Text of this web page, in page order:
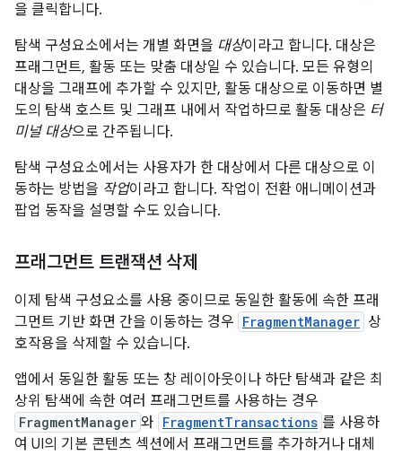
을 클릭합니다.
탐색 구성요소에서는 개별 화면을 대상이라고 합니다. 대상은
프래그먼트, 활동 또는 맞춤 대상일 수 있습니다. 모든 유형의
대상을 그래프에 추가할 수 있지만, 활동 대상으로 이동하면 별
도의 탐색 호스트 및 그래프 내에서 작업하므로 활동 대상은 터
미널 대상으로 간주됩니다.
탐색 구성요소에서는 사용자가 한 대상에서 다른 대상으로 이
동하는 방법을 작업이라고 합니다. 작업이 전환 애니메이션과
팝업 동작을 설명할 수도 있습니다.
프래그먼트 트랜잭션 삭제
이제 탐색 구성요소를 사용 중이므로 동일한 활동에 속한 프래
그먼트 기반 화면 간을 이동하는 경우 FragmentManager 상
호작용을 삭제할 수 있습니다.
앱에서 동일한 활동 또는 창 레이아웃이나 하단 탐색과 같은 최
상위 탐색에 속한 여러 프래그먼트를 사용하는 경우
FragmentManager 와 FragmentTransactions 를 사용하
여 UI의 기본 콘텐츠 섹션에서 프래그먼트를 추가하거나 대체